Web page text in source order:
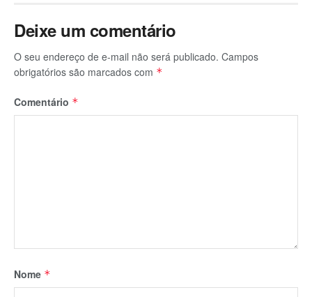
Deixe um comentário
O seu endereço de e-mail não será publicado. Campos
obrigatórios são marcados com *
Comentário *
Nome *